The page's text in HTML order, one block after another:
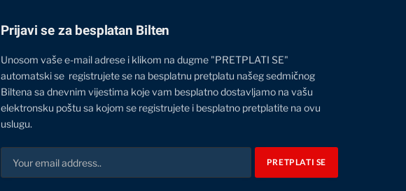
Prijavi se za besplatan Bilten
Unosom vaše e-mail adrese i klikom na dugme "PRETPLATI SE"
automatski se registrujete se na besplatnu pretplatu našeg sedmičnog
Biltena sa dnevnim vijestima koje vam besplatno dostavljamo na vašu
elektronsku poštu sa kojom se registrujete i besplatno pretplatite na ovu
uslugu.